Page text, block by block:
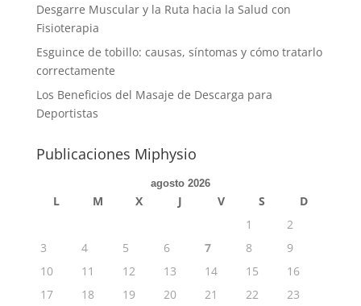
Desgarre Muscular y la Ruta hacia la Salud con
Fisioterapia
Esguince de tobillo: causas, síntomas y cómo tratarlo
correctamente
Los Beneficios del Masaje de Descarga para
Deportistas
Publicaciones Miphysio
agosto 2026
L M X J V S
D
1
2
3
4 5 6 7 8
9
10
11 12 13 14 15
16
17
18 19 20 21 22
23